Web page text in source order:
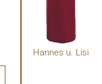
Hannes u. Lisi